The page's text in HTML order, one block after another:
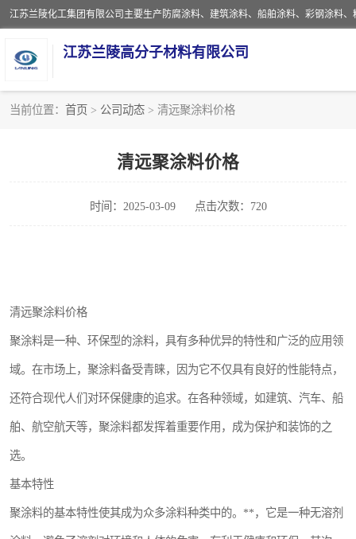
江苏兰陵高分子材料有限公司
当前位置： 首页 > 公司动态 > 清远聚涂料价格
清远聚涂料价格
时间：2025-03-09 点击次数：720
清远聚涂料价格
聚涂料是一种、环保型的涂料，具有多种优异的特性和广泛的应用领
域。在市场上，聚涂料备受青睐，因为它不仅具有良好的性能特点，
还符合现代人们对环保健康的追求。在各种领域，如建筑、汽车、船
舶、航空航天等，聚涂料都发挥着重要作用，成为保护和装饰的之
选。
基本特性
聚涂料的基本特性使其成为众多涂料种类中的。**，它是一种无溶剂
建筑涂料